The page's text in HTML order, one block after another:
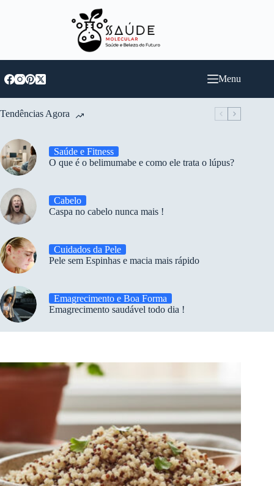
Menu
Tendências Agora
Saúde e Fitness
O que é o belimumabe e como ele trata o lúpus?
Cabelo
Caspa no cabelo nunca mais !
Cuidados da Pele
Pele sem Espinhas e macia mais rápido
Emagrecimento e Boa Forma
Emagrecimento saudável todo dia !